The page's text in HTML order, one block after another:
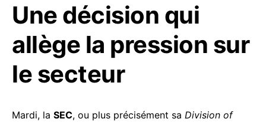
Une décision qui
allège la pression sur
le secteur
Mardi, la SEC, ou plus précisément sa Division of